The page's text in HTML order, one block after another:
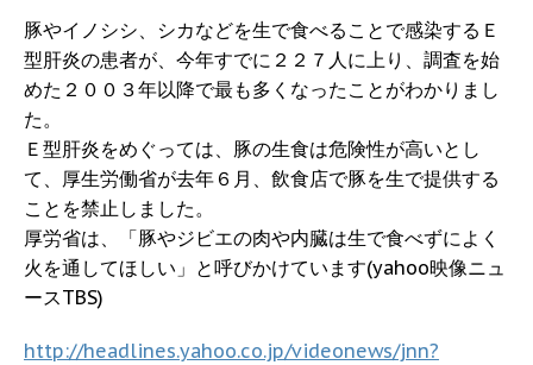
豚やイノシシ、シカなどを生で食べることで感染するＥ
型肝炎の患者が、今年すでに２２７人に上り、調査を始
めた２００３年以降で最も多くなったことがわかりまし
た。
Ｅ型肝炎をめぐっては、豚の生食は危険性が高いとし
て、厚生労働省が去年６月、飲食店で豚を生で提供する
ことを禁止しました。
厚労省は、「豚やジビエの肉や内臓は生で食べずによく
火を通してほしい」と呼びかけています(yahoo映像ニュ
ースTBS)
http://headlines.yahoo.co.jp/videonews/jnn?